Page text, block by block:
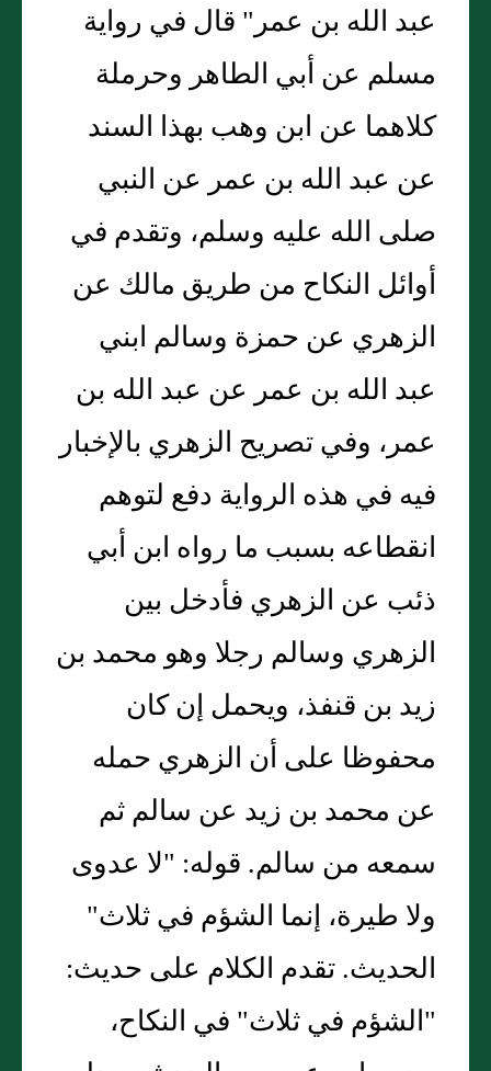
عبد الله بن عمر" قال في رواية
مسلم عن أبي الطاهر وحرملة
كلاهما عن ابن وهب بهذا السند
عن عبد الله بن عمر عن النبي
صلى الله عليه وسلم، وتقدم في
أوائل النكاح من طريق مالك عن
الزهري عن حمزة وسالم ابني
عبد الله بن عمر عن عبد الله بن
عمر، وفي تصريح الزهري بالإخبار
فيه في هذه الرواية دفع لتوهم
انقطاعه بسبب ما رواه ابن أبي
ذئب عن الزهري فأدخل بين
الزهري وسالم رجلا وهو محمد بن
زيد بن قنفذ، ويحمل إن كان
محفوظا على أن الزهري حمله
عن محمد بن زيد عن سالم ثم
سمعه من سالم. قوله: "لا عدوى
ولا طيرة، إنما الشؤم في ثلاث"
الحديث. تقدم الكلام على حديث:
"الشؤم في ثلاث" في النكاح،